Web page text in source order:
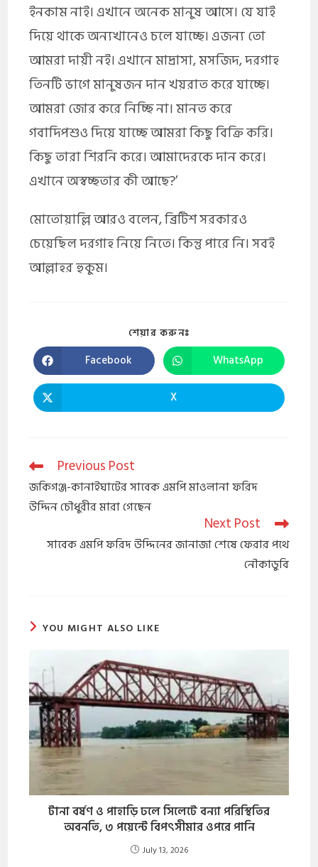
ইনকাম নাই। এখানে অনেক মানুষ আসে। যে যাই
দিয়ে থাকে অন্যখানেও চলে যাচ্ছে। এজন্য তো
আমরা দায়ী নই। এখানে মাদ্রাসা, মসজিদ, দরগাহ
তিনটি ভাগে মানুষজন দান খয়রাত করে যাচ্ছে।
আমরা জোর করে নিচ্ছি না। মানত করে
গবাদিপশুও দিয়ে যাচ্ছে আমরা কিছু বিক্রি করি।
কিছু তারা শিরনি করে। আমাদেরকে দান করে।
এখানে অস্বচ্ছতার কী আছে?’
মোতোয়াল্লি আরও বলেন, ব্রিটিশ সরকারও
চেয়েছিল দরগাহ নিয়ে নিতে। কিন্তু পারে নি। সবই
আল্লাহর হুকুম।
শেয়ার করুনঃ
Facebook WhatsApp
X
Previous Post
জকিগঞ্জ-কানাইঘাটের সাবেক এমপি মাওলানা ফরিদ
উদ্দিন চৌধুরীর মারা গেছেন
Next Post
সাবেক এমপি ফরিদ উদ্দিনের জানাজা শেষে ফেরার পথে
নৌকাডুবি
YOU MIGHT ALSO LIKE
টানা বর্ষণ ও পাহাড়ি ঢলে সিলেটে বন্যা পরিস্থিতির
অবনতি, ৩ পয়েন্টে বিপৎসীমার ওপরে পানি
July 13, 2026